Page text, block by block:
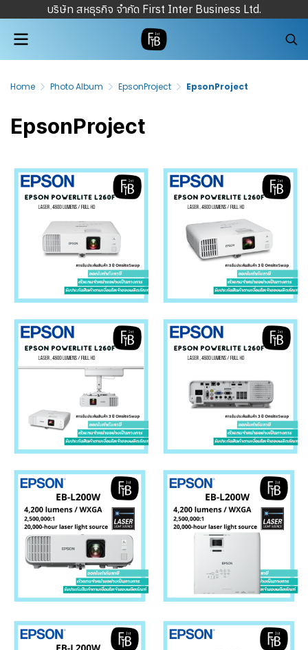
บริษัท สหธุรกิจ จำกัด First Inter Business Ltd.
Home Photo Album EpsonProject EpsonProject
EpsonProject